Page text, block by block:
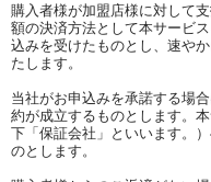
購入者様が加盟店様に対して
額の決済方法として本サービ
込みを受けたものとし、速や
たします。
当社がお申込みを承諾する場
約が成立するものとします。
下「保証会社」といいます。
のとします。